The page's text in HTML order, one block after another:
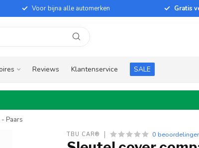
Voor bijna alle automerken Gratis
Reviews Klantenservice SALE
Paars
TBU CAR® 0